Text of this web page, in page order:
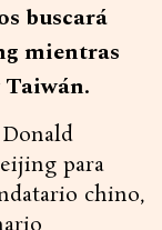
buscará
mientras
para
chino,